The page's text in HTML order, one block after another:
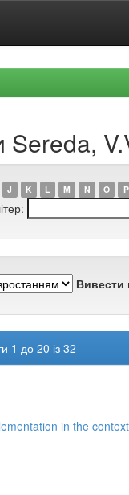
Sereda,
J K L M N O P
Вивести
1 до 20 із 32
in the